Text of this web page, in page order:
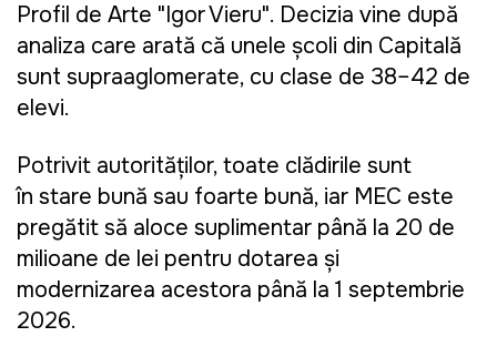
Profil de Arte "Igor Vieru". Decizia vine după
analiza care arată că unele școli din Capitală
sunt supraaglomerate, cu clase de 38–42 de
elevi.
Potrivit autorităţilor, toate clădirile sunt
în stare bună sau foarte bună, iar MEC este
pregătit să aloce suplimentar până la 20 de
milioane de lei pentru dotarea și
modernizarea acestora până la 1 septembrie
2026.